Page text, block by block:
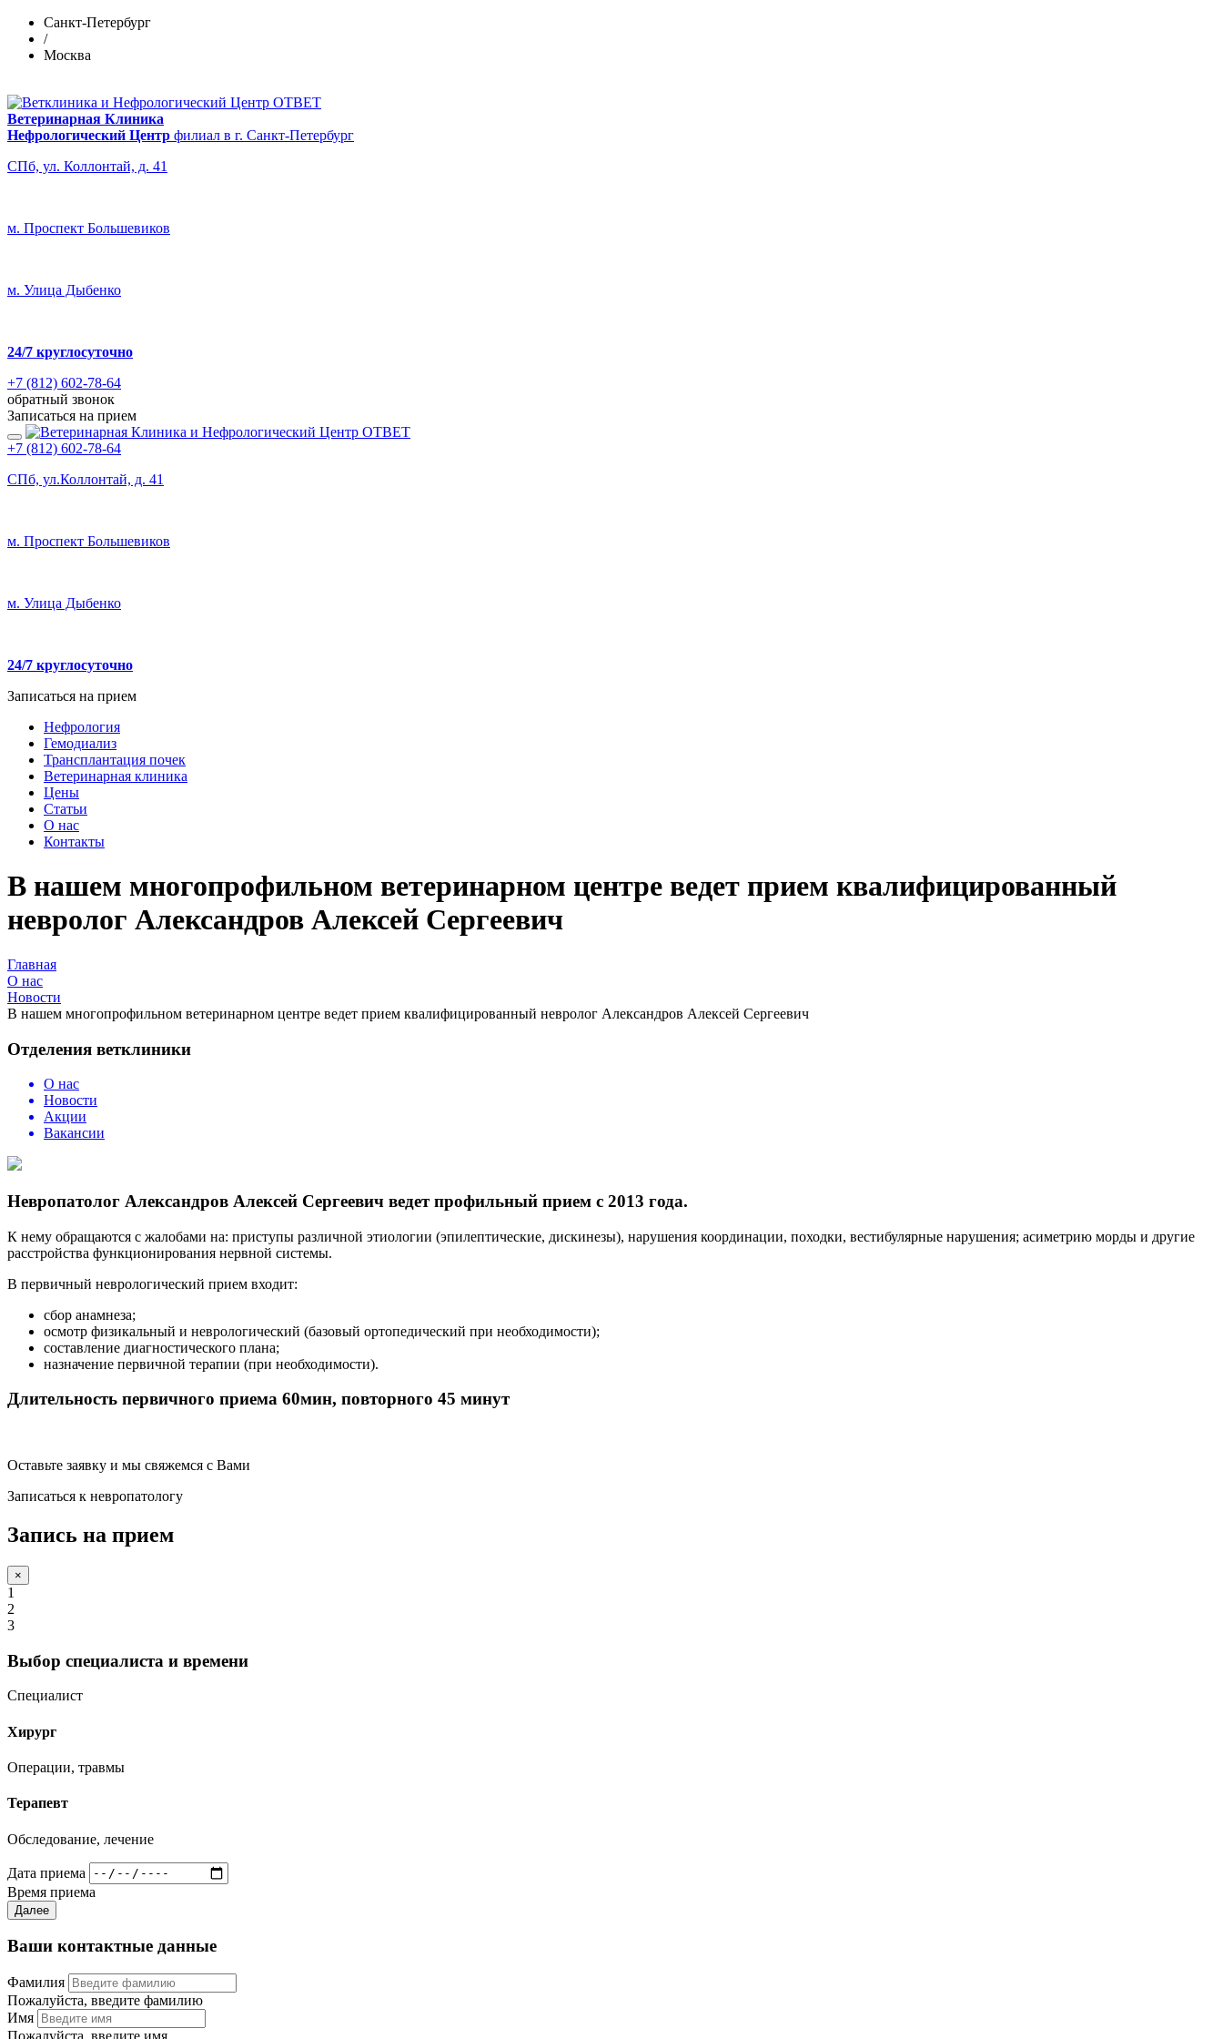
Санкт-Петербург
/
Москва
Ветеринарная Клиника
Нефрологический Центр филиал в г. Санкт-Петербург
СПб, ул. Коллонтай, д. 41
м. Проспект Большевиков
м. Улица Дыбенко
24/7 круглосуточно
+7 (812) 602-78-64
обратный звонок
Записаться на прием
+7 (812) 602-78-64
СПб, ул.Коллонтай, д. 41
м. Проспект Большевиков
м. Улица Дыбенко
24/7 круглосуточно
Записаться на прием
Нефрология
Гемодиализ
Трансплантация почек
Ветеринарная клиника
Цены
Статьи
О нас
Контакты
В нашем многопрофильном ветеринарном центре ️ведет прием квалифицированный
невролог Александров Алексей Сергеевич
Главная
О нас
Новости
В нашем многопрофильном ветеринарном центре ️ведет прием квалифицированный невролог Александров Алексей Сергеевич
Отделения ветклиники
О нас
Новости
Акции
Вакансии
Невропатолог Александров Алексей Сергеевич ведет профильный прием с 2013 года.
К нему обращаются с жалобами на: приступы различной этиологии (эпилептические, дискинезы), нарушения координации, походки, вестибулярные нарушения; асиметрию морды и другие
расстройства функционирования нервной системы.
В первичный неврологический прием входит:
сбор анамнеза;
⁠осмотр физикальный и неврологический (базовый ортопедический при необходимости);
⁠составление диагностического плана;
⁠назначение первичной терапии (при необходимости).
Длительность первичного приема 60мин, повторного 45 минут
Оставьте заявку и мы свяжемся с Вами
Записаться к невропатологу
Запись на прием
×
1
2
3
Выбор специалиста и времени
Специалист
Хирург
Операции, травмы
Терапевт
Обследование, лечение
Дата приема
Время приема
Далее
Ваши контактные данные
Фамилия
Пожалуйста, введите фамилию
Имя
Пожалуйста, введите имя